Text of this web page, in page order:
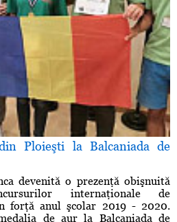
Ploieşti la Balcaniada de
devenită o prezenţă obişnuită
internaţionale de
forţă anul şcolar 2019 - 2020.
de aur la Balcaniada de